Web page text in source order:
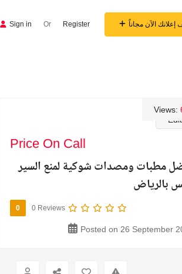
Sign in Or Register إعلانك الآن مجاناً
Edit
Views:
Price On Call
مطبات ومصدات شوكية لمنع السير
بالرياض
0 0 Reviews
Posted on 26 September